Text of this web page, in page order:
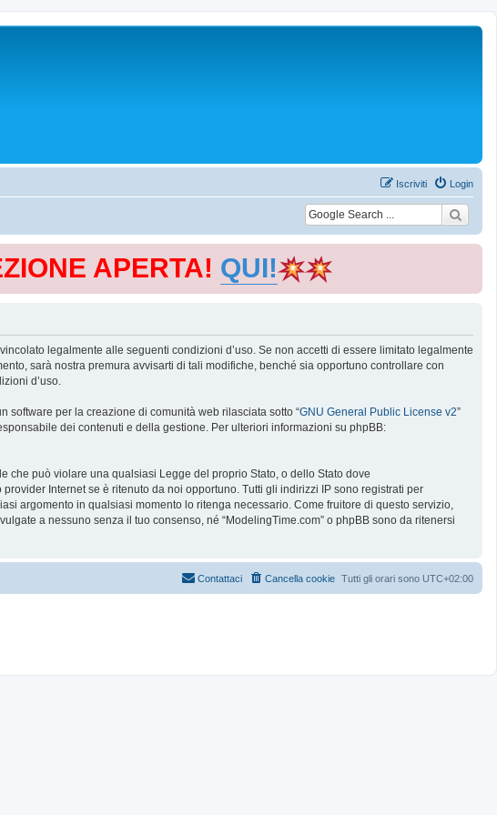
Login
Iscriviti
APERTA! QUI!
legalmente alle seguenti condizioni d’uso. Se non accetti di essere limitato legalmente
sarà nostra premura avvisarti di tali modifiche, benché sia opportuno controllare con
d’uso.
software per la creazione di comunità web rilasciata sotto “GNU General Public License v2”
dei contenuti e della gestione. Per ulteriori informazioni su phpBB:
che può violare una qualsiasi Legge del proprio Stato, o dello Stato dove
Internet se è ritenuto da noi opportuno. Tutti gli indirizzi IP sono registrati per
argomento in qualsiasi momento lo ritenga necessario. Come fruitore di questo servizio,
a nessuno senza il tuo consenso, né “ModelingTime.com” o phpBB sono da ritenersi
Tutti gli orari sono UTC+02:00
Cancella cookie
Contattaci